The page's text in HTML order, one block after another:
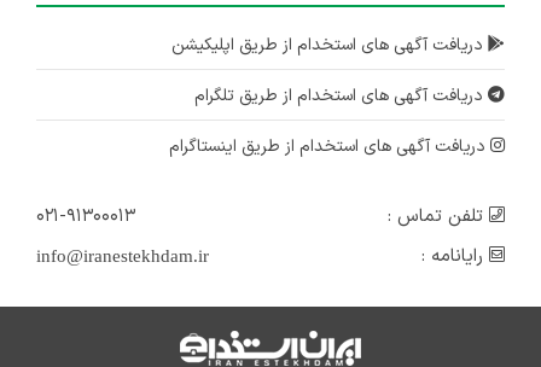
دریافت آگهی های استخدام از طریق اپلیکیشن
دریافت آگهی های استخدام از طریق تلگرام
دریافت آگهی های استخدام از طریق اینستاگرام
تلفن تماس :
۰۲۱-۹۱۳۰۰۰۱۳
رایانامه :
info@iranestekhdam.ir